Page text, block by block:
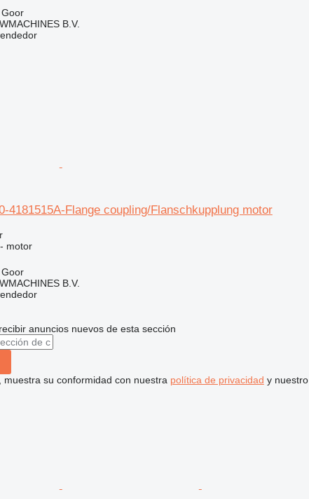
B.V.
4181515A-Flange coupling/Flanschkupplung motor
motor
B.V.
anuncios nuevos de esta sección
muestra su conformidad con nuestra política de privacidad y nuestro